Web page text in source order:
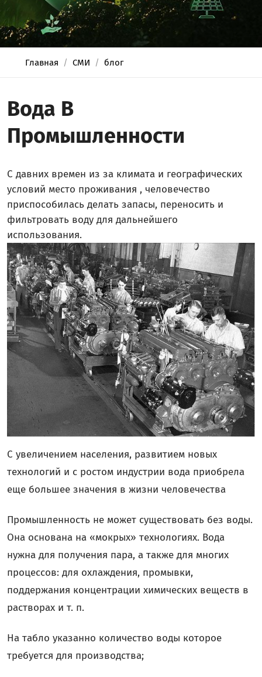
Главная СМИ блог
Вода В
Промышленности
С давних времен из за климата и географических
условий место проживания , человечество
приспособилась делать запасы, переносить и
фильтровать воду для дальнейшего
использования.
С увеличением населения, развитием новых
технологий и с ростом индустрии вода приобрела
еще большее значения в жизни человечества
Промышленность не может существовать без воды.
Она основана на «мокрых» технологиях. Вода
нужна для получения пара, а также для многих
процессов: для охлаждения, промывки,
поддержания концентрации химических веществ в
растворах и т. п.
На табло указанно количество воды которое
требуется для производства;